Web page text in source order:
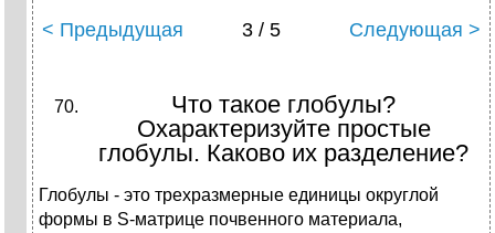
< Предыдущая 3 / 5 Следующая >
Что такое глобулы?
Охарактеризуйте простые
глобулы. Каково их разделение?
Глобулы - это трехразмерные единицы округлой
формы в S-матрице почвенного материала,